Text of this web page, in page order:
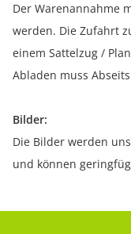
Der Warenannahme
werden. Die Zufahrt
einem Sattelzug /
Abladen muss
Bilder:
Die Bilder werden
und können